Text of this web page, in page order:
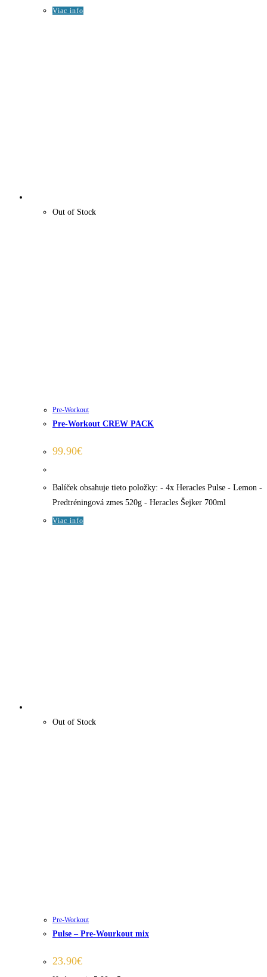
Viac info
Out of Stock
Pre-Workout
Pre-Workout CREW PACK
99.90€
Balíček obsahuje tieto položky: - 4x Heracles Pulse - Lemon -
Predtréningová zmes 520g - Heracles Šejker 700ml
Viac info
Out of Stock
Pre-Workout
Pulse – Pre-Wourkout mix
23.90€